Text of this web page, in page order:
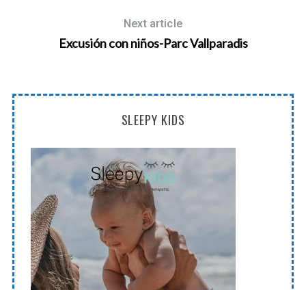
Next article
Excusión con niños-Parc Vallparadis
SLEEPY KIDS